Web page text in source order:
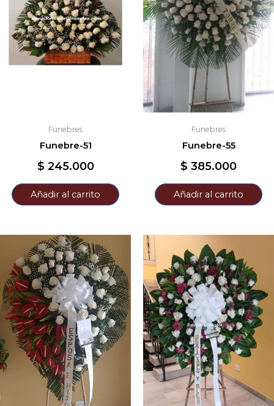
Funebres
Funebre-51
$ 245.000
Añadir al carrito
Funebres
Funebre-55
$ 385.000
Añadir al carrito